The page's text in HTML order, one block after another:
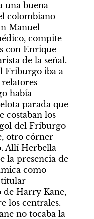
una buena
colombiano
Manuel
compite
con Enrique
de la señal.
Friburgo iba a
había
parada que
costaban los
del Friburgo
otro córner
Allí Herbella
la presencia de
como
titular
de Harry Kane,
los centrales.
no tocaba la